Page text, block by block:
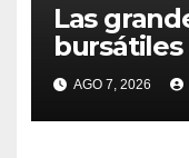
Las
bursátiles
AGO 7, 2026